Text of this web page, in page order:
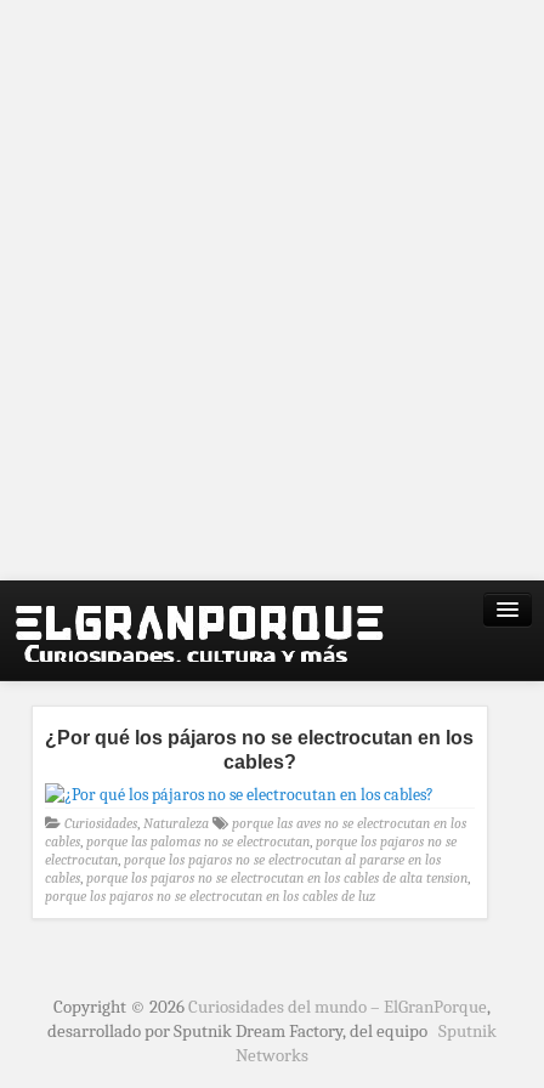
¿Por qué los pájaros no se electrocutan en los
cables?
Curiosidades, Naturaleza
porque las aves no se electrocutan en los
cables, porque las palomas no se electrocutan, porque los pajaros no se
electrocutan, porque los pajaros no se electrocutan al pararse en los
cables, porque los pajaros no se electrocutan en los cables de alta tension,
porque los pajaros no se electrocutan en los cables de luz
Copyright © 2026Curiosidades del mundo – ElGranPorque,
desarrollado por Sputnik Dream Factory, del equipo Sputnik
Networks